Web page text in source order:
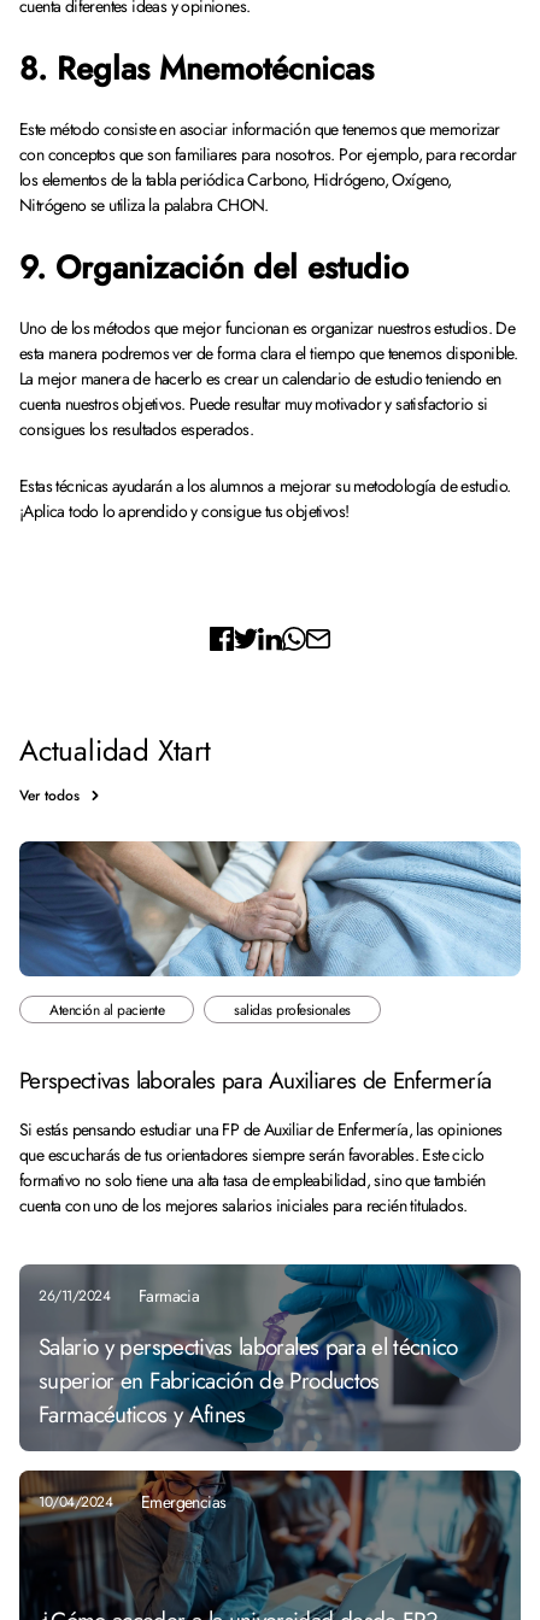
cuenta diferentes ideas y opiniones.
8. Reglas Mnemotécnicas
Este método consiste en asociar información que tenemos que memorizar
con conceptos que son familiares para nosotros. Por ejemplo, para recordar
los elementos de la tabla periódica Carbono, Hidrógeno, Oxígeno,
Nitrógeno se utiliza la palabra CHON.
9. Organización del estudio
Uno de los métodos que mejor funcionan es organizar nuestros estudios. De
esta manera podremos ver de forma clara el tiempo que tenemos disponible.
La mejor manera de hacerlo es crear un calendario de estudio teniendo en
cuenta nuestros objetivos. Puede resultar muy motivador y satisfactorio si
consigues los resultados esperados.
Estas técnicas ayudarán a los alumnos a mejorar su metodología de estudio.
¡Aplica todo lo aprendido y consigue tus objetivos!
Actualidad Xtart
Ver todos
Atención al paciente salidas profesionales
Perspectivas laborales para Auxiliares de Enfermería
Si estás pensando estudiar una FP de Auxiliar de Enfermería, las opiniones
que escucharás de tus orientadores siempre serán favorables. Este ciclo
formativo no solo tiene una alta tasa de empleabilidad, sino que también
cuenta con uno de los mejores salarios iniciales para recién titulados.
26/11/2024 Farmacia
Salario y perspectivas laborales para el técnico
superior en Fabricación de Productos
Farmacéuticos y Afines
10/04/2024 Emergencias